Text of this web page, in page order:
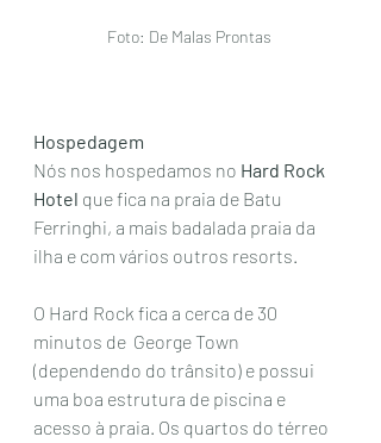
Foto: De Malas Prontas
Hospedagem
Nós nos hospedamos no Hard Rock
Hotel que fica na praia de Batu
Ferringhi, a mais badalada praia da
ilha e com vários outros resorts.
O Hard Rock fica a cerca de 30
minutos de  George Town
(dependendo do trânsito) e possui
uma boa estrutura de piscina e
acesso à praia. Os quartos do térreo